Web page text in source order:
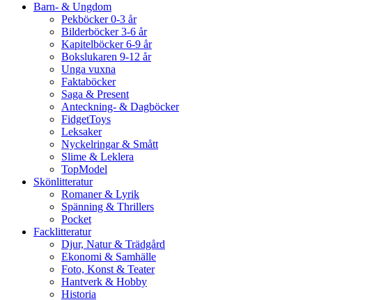
Barn- & Ungdom
Pekböcker 0-3 år
Bilderböcker 3-6 år
Kapitelböcker 6-9 år
Bokslukaren 9-12 år
Unga vuxna
Faktaböcker
Saga & Present
Anteckning- & Dagböcker
FidgetToys
Leksaker
Nyckelringar & Smått
Slime & Leklera
TopModel
Skönlitteratur
Romaner & Lyrik
Spänning & Thrillers
Pocket
Facklitteratur
Djur, Natur & Trädgård
Ekonomi & Samhälle
Foto, Konst & Teater
Hantverk & Hobby
Historia